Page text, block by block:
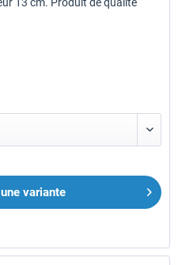
13 cm. Produit de qualité
variante